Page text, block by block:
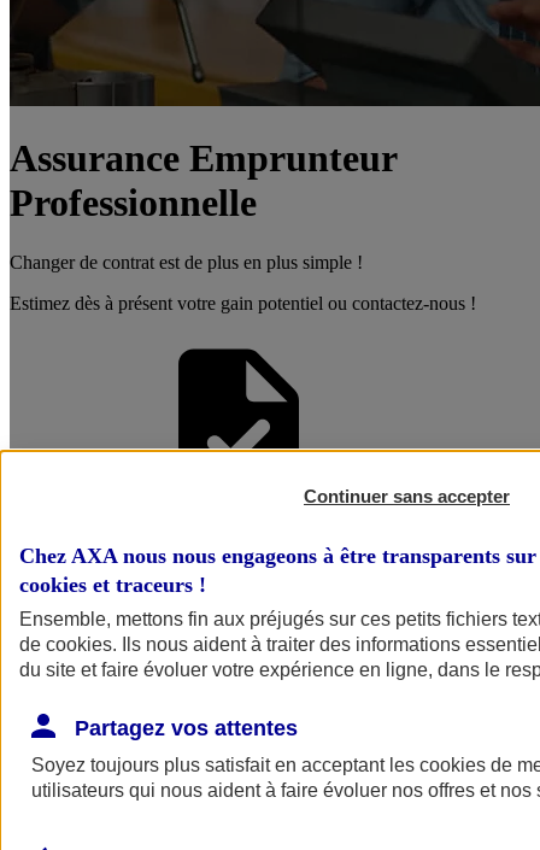
Assurance Emprunteur
Professionnelle
Changer de contrat est de plus en plus simple !
Estimez dès à présent votre gain potentiel ou contactez-nous !
Faire une
Simulation
Simuler mon
Continuer sans accepter
Chez AXA nous nous engageons à être transparents
cookies et traceurs !
Ensemble, mettons fin aux préjugés sur ces petits fichiers
de cookies. Ils nous aident à traiter des informations
du site et faire évoluer votre expérience en ligne, dans le
Partagez vos attentes
Soyez toujours plus satisfait en acceptant les cookies de
utilisateurs qui nous aident à faire évoluer nos offres et nos